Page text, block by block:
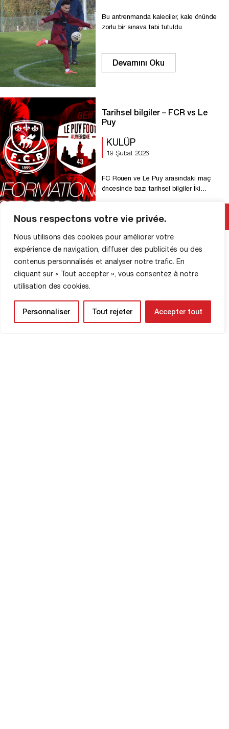
Nous respectons votre vie privée.
Nous utilisons des cookies pour améliorer votre
expérience de navigation, diffuser des publicités ou des
contenus personnalisés et analyser notre trafic. En
cliquant sur « Tout accepter », vous consentez à notre
utilisation des cookies.
Personnaliser Tout rejeter Accepter tout
Bu antrenmanda kaleciler, kale önünde
zorlu bir sınava tabi tutuldu.
Devamını Oku
Tarihsel bilgiler – FCR vs Le
Puy
KULÜP
19 Şubat 2026
FC Rouen ve Le Puy arasındaki maç
öncesinde bazı tarihsel bilgiler İki
galibiyeti Eylül 2025’e, Rouen’in 3-0
𝘀𝗼𝗻𝘁 𝗽𝗹𝘂𝘀𝗶𝗲𝘂𝗿𝘀 𝗮̀ 𝗮𝘃𝗼𝗶𝗿 𝗰 𝗼𝗻𝗻𝘂 𝗹𝗲𝘀
𝗱𝗲𝘂𝘅 𝗰𝗹𝘂𝗯𝘀 𝗲𝗻 𝗲́𝗾𝘂𝗶𝗽 𝗲 𝗽𝗿𝗲𝗺𝗶𝗲̀𝗿𝗲 :
Romain Elie, Emric Goumot, Jérémy
Grain, David Mialon, Baïdy Sall, […]
Devamını Oku
MAĞAZA BILGILERI